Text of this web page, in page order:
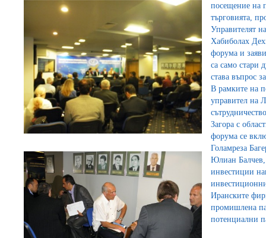
посещение на
търговията,
Управителят
Хабиболах
форума и
са само стари
става въпрос
В рамките на
управител на
Загора с
форума се
Голамреза
Юлиан Балчев,
инвестиции
Иранските
промишлена
потенциални